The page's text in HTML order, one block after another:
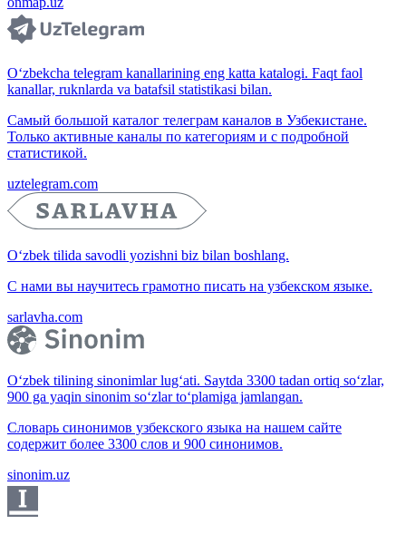
O‘zbekcha telegram kanallarining eng katta katalogi. Faqt faol
kanallar, ruknlarda va batafsil statistikasi bilan.
Самый большой каталог телеграм каналов в Узбекистане.
Только активные каналы по категориям и с подробной
статистикой.
uztelegram.com
O‘zbek tilida savodli yozishni biz bilan boshlang.
С нами вы научитесь грамотно писать на узбекском языке.
sarlavha.com
O‘zbek tilining sinonimlar lug‘ati. Saytda 3300 tadan ortiq so‘zlar,
900 ga yaqin sinonim so‘zlar to‘plamiga jamlangan.
Словарь синонимов узбекского языка на нашем сайте
содержит более 3300 слов и 900 синонимов.
sinonim.uz